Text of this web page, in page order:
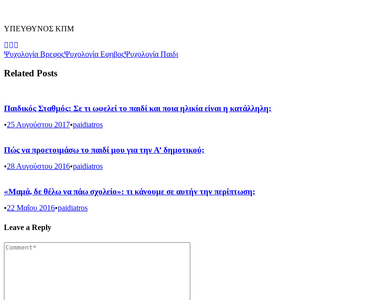
ΥΠΕΥΘΥΝΟΣ ΚΠΜ
Ψυχολογία ΒρεφοςΨυχολογία ΕφηβοςΨυχολογία Παιδι
Related Posts
Παιδικός Σταθμός: Σε τι ωφελεί το παιδί και ποια ηλικία είναι η κατάλληλη;
•25 Αυγούστου 2017•paidiatros
Πώς να προετοιμάσω το παιδί μου για την Α’ δημοτικού;
•28 Αυγούστου 2016•paidiatros
«Μαμά, δε θέλω να πάω σχολείο»: τι κάνουμε σε αυτήν την περίπτωση;
•22 Μαΐου 2016•paidiatros
Leave a Reply